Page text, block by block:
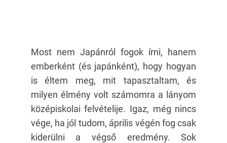
Most nem Japánról fogok írni, hanem
emberként (és japánként), hogy hogyan
is éltem meg, mit tapasztaltam, és
milyen élmény volt számomra a lányom
középiskolai felvételije. Igaz, még nincs
vége, ha jól tudom, április végén fog csak
kiderülni a végső eredmény. Sok